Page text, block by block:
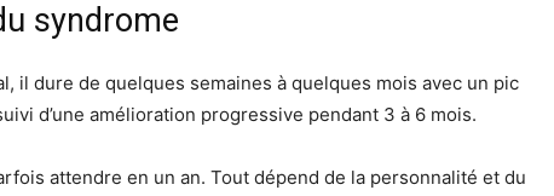
syndrome
il dure de quelques semaines à quelques mois avec un pic
d’une amélioration progressive pendant 3 à 6 mois.
attendre en un an. Tout dépend de la personnalité et du